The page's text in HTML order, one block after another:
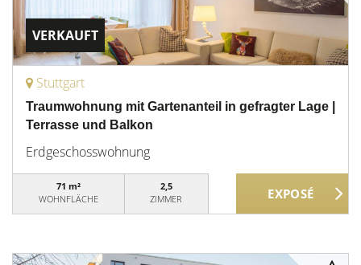
VERKAUFT
Stuttgart
Traumwohnung mit Gartenanteil in gefragter Lage |
Terrasse und Balkon
Erdgeschosswohnung
71 m²
WOHNFLÄCHE
2,5
ZIMMER